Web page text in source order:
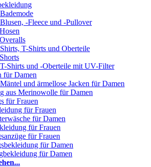
-Fleece und -Pullover
T-Shirts und Oberteile
Shirts und -Oberteile mit UV-Filter
für Damen
und ärmellose Jacken für Damen
aus Merinowolle für Damen
für Frauen
für Frauen
für Damen
für Frauen
für Frauen
für Damen
für Damen